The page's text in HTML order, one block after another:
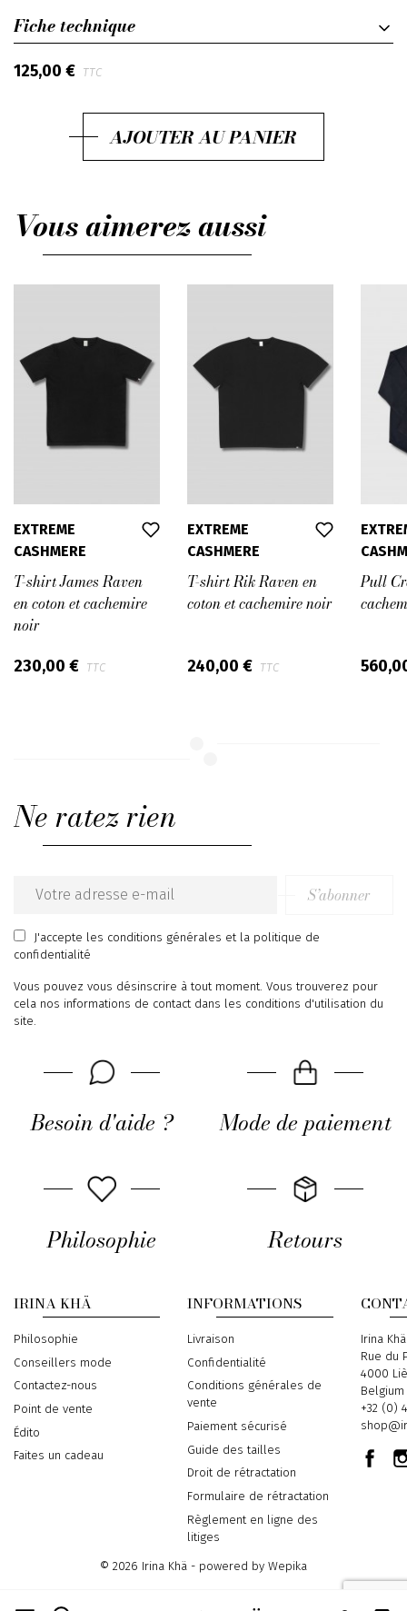
Fiche technique
125,00 € TTC
AJOUTER AU PANIER
Vous aimerez aussi
EXTREME
CASHMERE
T-shirt James Raven
en coton et cachemire
noir
230,00 € TTC
EXTREME
CASHMERE
T-shirt Rik Raven en
coton et cachemire noir
240,00 € TTC
Pull
Ne ratez rien
Email
address
S’abonner
J'accepte les conditions générales et la politique de
confidentialité
Vous pouvez vous désinscrire à tout moment. Vous trouverez pour
cela nos informations de contact dans les conditions d'utilisation du
site.
Besoin d'aide ? Mode de paiement
Philosophie Retours
IRINA KHÄ
Philosophie
Conseillers mode
Contactez-nous
Point de vente
Édito
Faites un cadeau
INFORMATIONS
Livraison
Confidentialité
Conditions générales de
vente
Paiement sécurisé
Guide des tailles
Droit de rétractation
Formulaire de rétractation
Règlement en ligne des
litiges
Address
Irina Khä
Rue du
4000
Belgium
Phone
+32 (0)
Email
© 2026 Irina Khä - powered by Wepika